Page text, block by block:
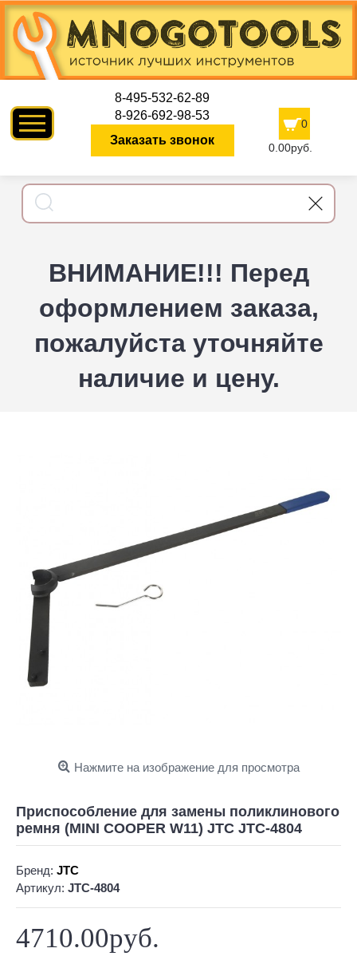
8-495-532-62-89
8-926-692-98-53
Заказать звонок
0
0.00руб.
ВНИМАНИЕ!!! Перед
оформлением заказа,
пожалуйста уточняйте
наличие и цену.
Нажмите на изображение для просмотра
Приспособление для замены поликлинового
ремня (MINI COOPER W11) JTC JTC-4804
Бренд: JTC
Артикул: JTC-4804
4710.00руб.